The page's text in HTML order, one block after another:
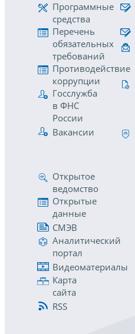
Программные
средства
Перечень
обязательных
требований
Противодействие
коррупции
Госслужба
в ФНС
России
Вакансии
Открытое
ведомство
Открытые
данные
СМЭВ
Аналитический
портал
Видеоматериалы
Карта
сайта
RSS